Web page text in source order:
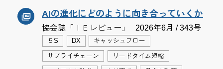
AIの進化にどのように向き合っていくか
協会誌「ＩＥレビュー」 2026年6月 / 343号
５S DX キャッシュフロー
サプライチェーン リードタイム短縮